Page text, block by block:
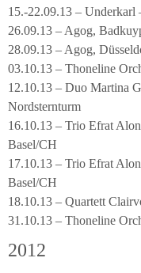
15.-22.09.13 – Underkarl
26.09.13 – Agog,
28.09.13 – Agog,
03.10.13 – Thoneline
12.10.13 – Duo Martina
Nordsternturm
16.10.13 – Trio Efrat
Basel/CH
17.10.13 – Trio Efrat
Basel/CH
18.10.13 – Quartett
31.10.13 – Thoneline
2012